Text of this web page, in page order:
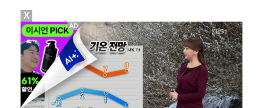
데이식스 영케이, '사운드플래닛페스티벌' 출격…첫 솔로…
[ST포토] 문정민, 자신감 가득
[ST포토] 고지우, 신중한 퍼팅
[ST포토] 문정민, 버디 성공
X